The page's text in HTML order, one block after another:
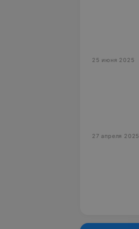
25 июня 2025
27 апреля 2025